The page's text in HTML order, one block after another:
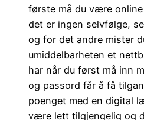
første må du være
det er ingen selvfølge,
og for det andre mister
umiddelbarheten et
har når du først må inn
og passord får å få
poenget med en digital
være lett tilgjengelig og